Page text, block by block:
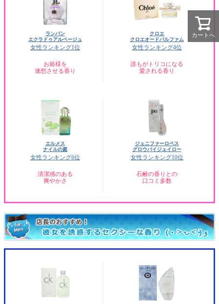
ランバン
エクラドゥアルページュ
女性ランキング1位
お姫様を
連想させる香り
クロエ
クロエオードパルファム
女性ランキング4位
誰もがトリコになる
愛される香り
エルメス
ナイルの庭
女性ランキング6位
清潔感のある
爽やかさ
ジェニファーロペス
グロウバイジェイロー
女性ランキング10位
石鹸の香りとの
口コミ多数
カートへ